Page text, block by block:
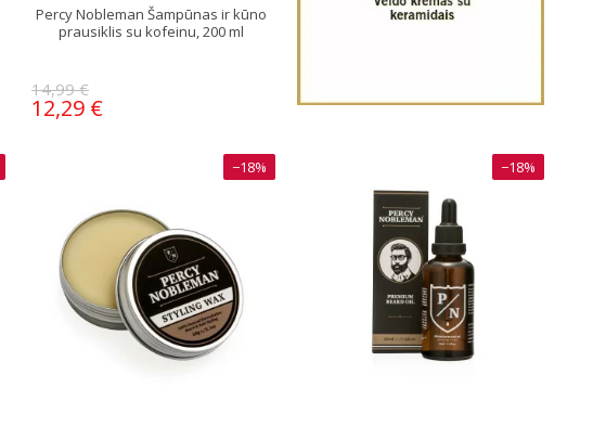
Percy Nobleman Šampūnas ir kūno
prausiklis su kofeinu, 200 ml
14,99 €
12,29 €
−18% −18%